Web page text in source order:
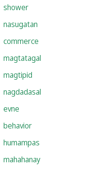
shower
nasugatan
commerce
magtatagal
magtipid
nagdadasal
evne
behavior
humampas
mahahanay